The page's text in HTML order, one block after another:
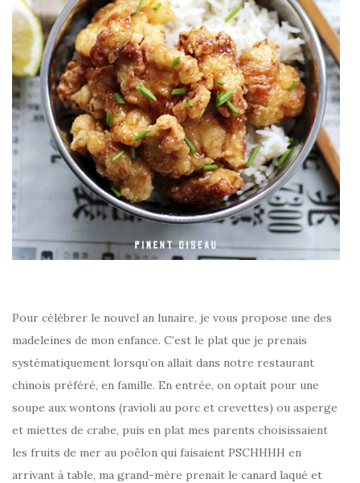
Pour célébrer le nouvel an lunaire, je vous propose une des
madeleines de mon enfance. C’est le plat que je prenais
systématiquement lorsqu’on allait dans notre restaurant
chinois préféré, en famille. En entrée, on optait pour une
soupe aux wontons (ravioli au porc et crevettes) ou asperge
et miettes de crabe, puis en plat mes parents choisissaient
les fruits de mer au poêlon qui faisaient PSCHHHH en
arrivant à table, ma grand-mère prenait le canard laqué et